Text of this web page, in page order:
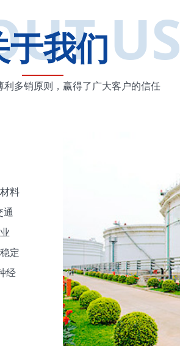
US
于我们
利多销原则，赢得了广大客户的信任
料
通
定
经